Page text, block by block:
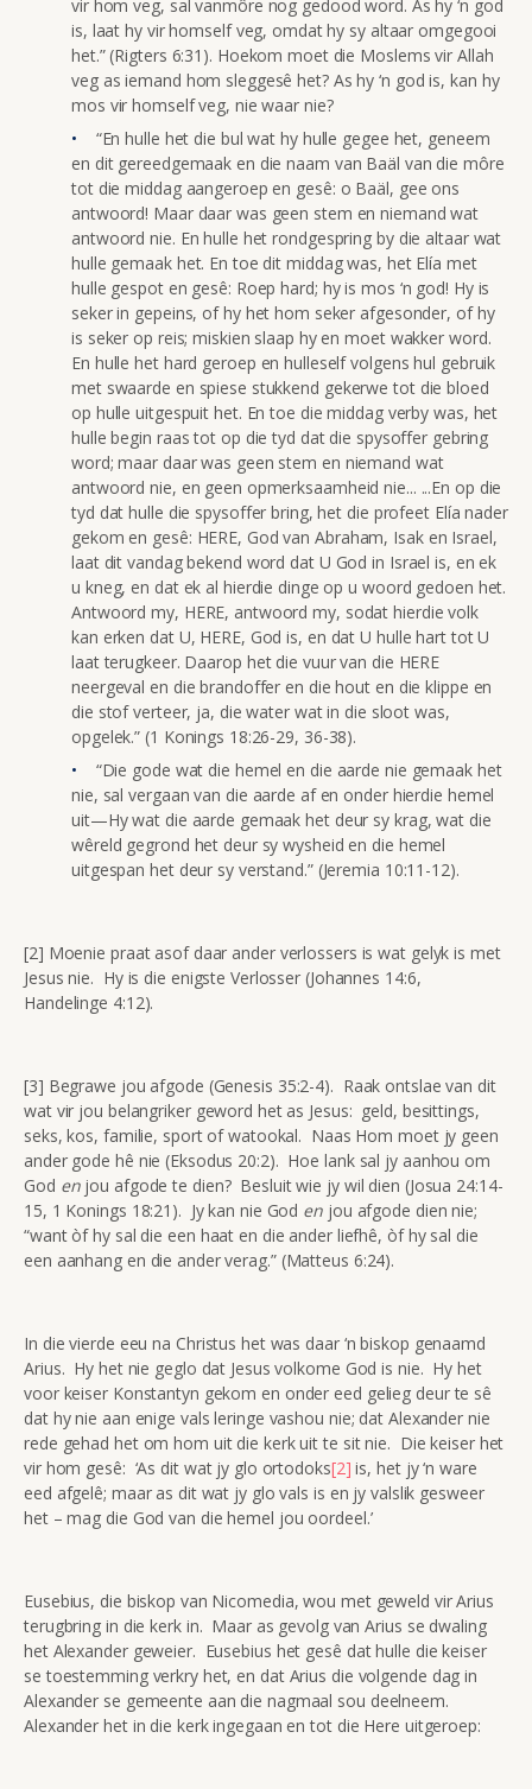
vir hom veg, sal vanmôre nog gedood word. As hy ‘n god
is, laat hy vir homself veg, omdat hy sy altaar omgegooi
het.” (Rigters 6:31). Hoekom moet die Moslems vir Allah
veg as iemand hom sleggesê het? As hy ‘n god is, kan hy
mos vir homself veg, nie waar nie?
“En hulle het die bul wat hy hulle gegee het, geneem
en dit gereedgemaak en die naam van Baäl van die môre
tot die middag aangeroep en gesê: o Baäl, gee ons
antwoord! Maar daar was geen stem en niemand wat
antwoord nie. En hulle het rondgespring by die altaar wat
hulle gemaak het. En toe dit middag was, het Elía met
hulle gespot en gesê: Roep hard; hy is mos ‘n god! Hy is
seker in gepeins, of hy het hom seker afgesonder, of hy
is seker op reis; miskien slaap hy en moet wakker word.
En hulle het hard geroep en hulleself volgens hul gebruik
met swaarde en spiese stukkend gekerwe tot die bloed
op hulle uitgespuit het. En toe die middag verby was, het
hulle begin raas tot op die tyd dat die spysoffer gebring
word; maar daar was geen stem en niemand wat
antwoord nie, en geen opmerksaamheid nie... ...En op die
tyd dat hulle die spysoffer bring, het die profeet Elía nader
gekom en gesê: HERE, God van Abraham, Isak en Israel,
laat dit vandag bekend word dat U God in Israel is, en ek
u kneg, en dat ek al hierdie dinge op u woord gedoen het.
Antwoord my, HERE, antwoord my, sodat hierdie volk
kan erken dat U, HERE, God is, en dat U hulle hart tot U
laat terugkeer. Daarop het die vuur van die HERE
neergeval en die brandoffer en die hout en die klippe en
die stof verteer, ja, die water wat in die sloot was,
opgelek.” (1 Konings 18:26-29, 36-38).
“Die gode wat die hemel en die aarde nie gemaak het
nie, sal vergaan van die aarde af en onder hierdie hemel
uit—Hy wat die aarde gemaak het deur sy krag, wat die
wêreld gegrond het deur sy wysheid en die hemel
uitgespan het deur sy verstand.” (Jeremia 10:11-12).
[2] Moenie praat asof daar ander verlossers is wat gelyk is met
Jesus nie. Hy is die enigste Verlosser (Johannes 14:6,
Handelinge 4:12).
[3] Begrawe jou afgode (Genesis 35:2-4). Raak ontslae van dit
wat vir jou belangriker geword het as Jesus: geld, besittings,
seks, kos, familie, sport of watookal. Naas Hom moet jy geen
ander gode hê nie (Eksodus 20:2). Hoe lank sal jy aanhou om
God enjou afgode te dien? Besluit wie jy wil dien (Josua 24:14-
15, 1 Konings 18:21). Jy kan nie God en jou afgode dien nie;
“want òf hy sal die een haat en die ander liefhê, òf hy sal die
een aanhang en die ander verag.” (Matteus 6:24).
In die vierde eeu na Christus het was daar ‘n biskop genaamd
Arius. Hy het nie geglo dat Jesus volkome God is nie. Hy het
voor keiser Konstantyn gekom en onder eed gelieg deur te sê
dat hy nie aan enige vals leringe vashou nie; dat Alexander nie
rede gehad het om hom uit die kerk uit te sit nie. Die keiser het
vir hom gesê: ‘As dit wat jy glo ortodoks[2] is, het jy ‘n ware
eed afgelê; maar as dit wat jy glo vals is en jy valslik gesweer
het – mag die God van die hemel jou oordeel.’
Eusebius, die biskop van Nicomedia, wou met geweld vir Arius
terugbring in die kerk in. Maar as gevolg van Arius se dwaling
het Alexander geweier. Eusebius het gesê dat hulle die keiser
se toestemming verkry het, en dat Arius die volgende dag in
Alexander se gemeente aan die nagmaal sou deelneem.
Alexander het in die kerk ingegaan en tot die Here uitgeroep: